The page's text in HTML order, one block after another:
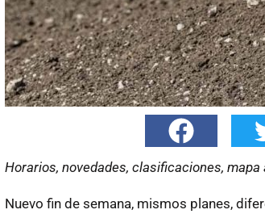
Horarios, novedades, clasificaciones, mapa
Nuevo fin de semana, mismos planes,